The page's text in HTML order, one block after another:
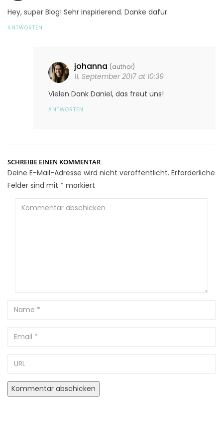
Hey, super Blog! Sehr inspirierend. Danke dafür.
ANTWORTEN
johanna (author)
11. September 2017 at 10:39
Vielen Dank Daniel, das freut uns!
ANTWORTEN
SCHREIBE EINEN KOMMENTAR
Deine E-Mail-Adresse wird nicht veröffentlicht. Erforderliche
Felder sind mit * markiert
Kommentar
Name
Email